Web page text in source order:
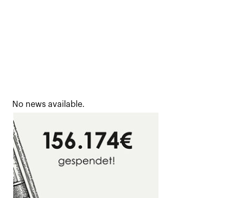
No news available.